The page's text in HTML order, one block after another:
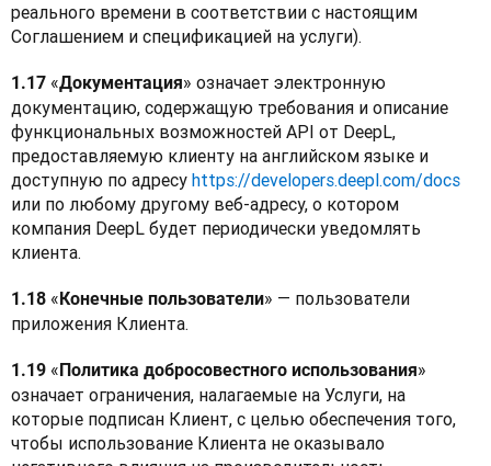
реального времени в соответствии с настоящим
Соглашением и спецификацией на услуги).
1.17 «Документация» означает электронную
документацию, содержащую требования и описание
функциональных возможностей API от DeepL,
предоставляемую клиенту на английском языке и
доступную по адресу https://developers.deepl.com/docs
или по любому другому веб-адресу, о котором
компания DeepL будет периодически уведомлять
клиента.
1.18 «Конечные пользователи» — пользователи
приложения Клиента.
1.19 «Политика добросовестного использования»
означает ограничения, налагаемые на Услуги, на
которые подписан Клиент, с целью обеспечения того,
чтобы использование Клиента не оказывало